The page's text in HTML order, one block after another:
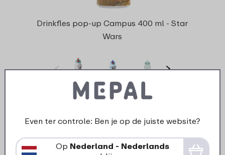
Drinkfles pop-up Campus 400 ml - Star
Wars
31 kleuren
13 99
Even ter controle: Ben je op de juiste website?
Op Nederland - Nederlands